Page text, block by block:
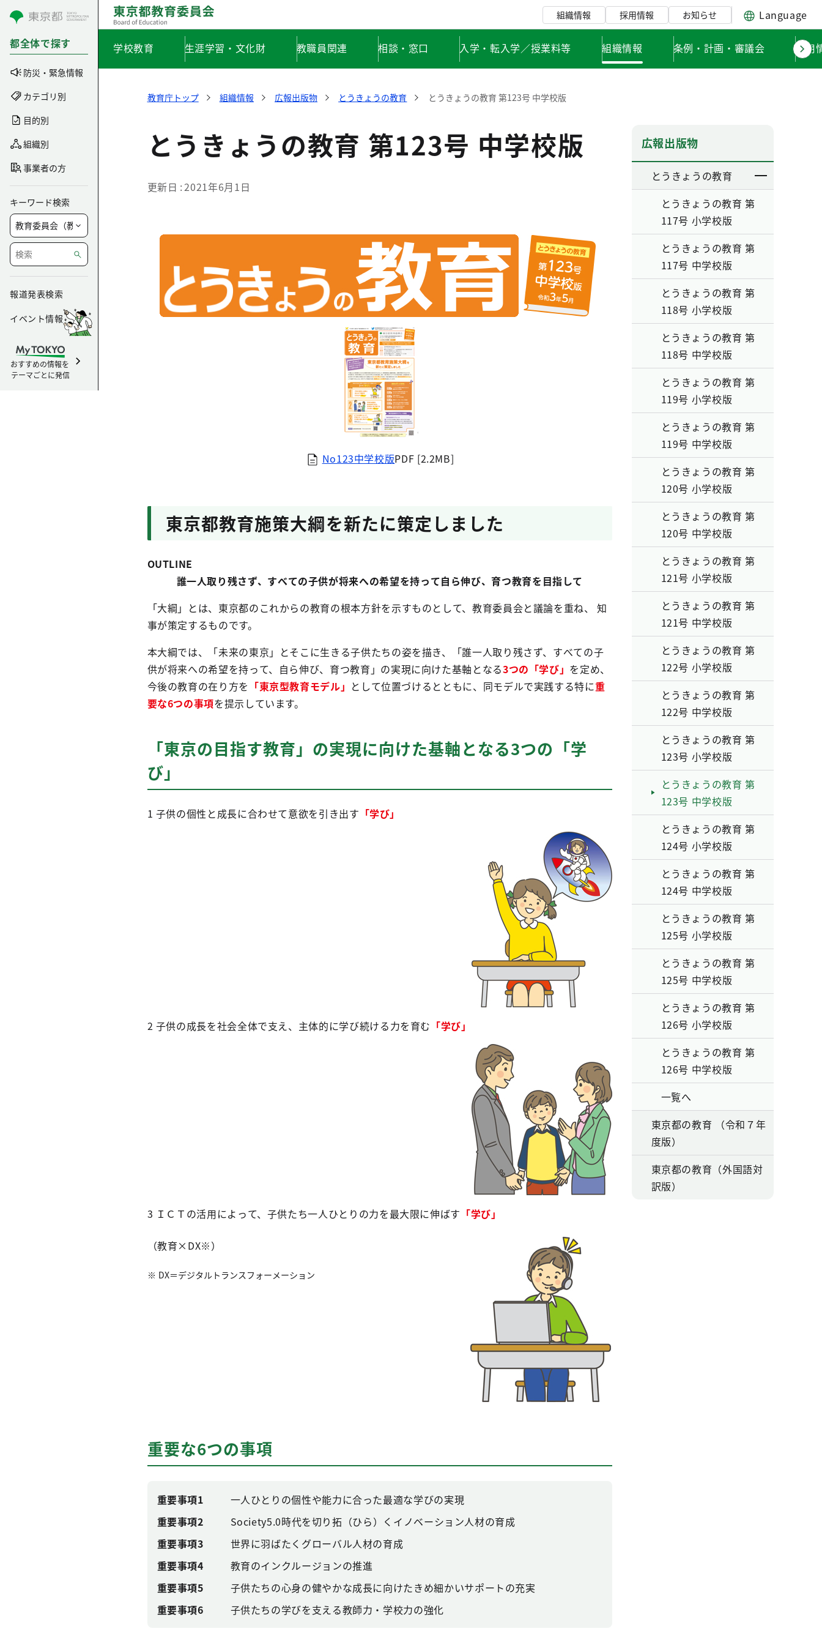
コンテンツにスキップ
都全体で探す
防災・緊急情報
カテゴリ別
目的別
組織別
事業者の方
キーワード検索
報道発表検索
イベント情報
おすすめの情報を
テーマごとに発信
組織情報 採用情報 お知らせ Language
学校教育 生涯学習・文化財 教職員関連 相談・窓口 入学・転入学／授業料等 組織情報 条例・計画・審議会 採用
教育庁トップ 組織情報 広報出版物 とうきょうの教育 とうきょうの教育 第123号 中学校版
とうきょうの教育 第123号 中学校版
更新日 2021年6月1日
No123中学校版PDF [2.2MB]
東京都教育施策大綱を新たに策定しました
OUTLINE
誰一人取り残さず、すべての子供が将来への希望を持って自ら伸び、育つ教育を目指して
「大綱」とは、東京都のこれからの教育の根本方針を示すものとして、教育委員会と議論を重ね、 知
事が策定するものです。
本大綱では、「未来の東京」とそこに生きる子供たちの姿を描き、「誰一人取り残さず、すべての子
供が将来への希望を持って、自ら伸び、育つ教育」の実現に向けた基軸となる3つの「学び」 を定め、
今後の教育の在り方を 「東京型教育モデル」 として位置づけるとともに、同モデルで実践する特に重
要な6つの事項を提示しています。
「東京の目指す教育」の実現に向けた基軸となる3つの「学
び」
1 子供の個性と成長に合わせて意欲を引き出す 「学び」
2 子供の成長を社会全体で支え、主体的に学び続ける力を育む 「学び」
3 ＩＣＴの活用によって、子供たち一人ひとりの力を最大限に伸ばす 「学び」
（教育×DX※）
DX＝デジタルトランスフォーメーション
重要な6つの事項
重要事項1
一人ひとりの個性や能力に合った最適な学びの実現
重要事項2
Society5.0時代を切り拓（ひら）くイノベーション人材の育成
重要事項3
世界に羽ばたくグローバル人材の育成
重要事項4
教育のインクルージョンの推進
重要事項5
子供たちの心身の健やかな成長に向けたきめ細かいサポートの充実
重要事項6
子供たちの学びを支える教師力・学校力の強化
広報出版物
とうきょうの教育
とうきょうの教育 第
117号 小学校版
とうきょうの教育 第
117号 中学校版
とうきょうの教育 第
118号 小学校版
とうきょうの教育 第
118号 中学校版
とうきょうの教育 第
119号 小学校版
とうきょうの教育 第
119号 中学校版
とうきょうの教育 第
120号 小学校版
とうきょうの教育 第
120号 中学校版
とうきょうの教育 第
121号 小学校版
とうきょうの教育 第
121号 中学校版
とうきょうの教育 第
122号 小学校版
とうきょうの教育 第
122号 中学校版
とうきょうの教育 第
123号 小学校版
とうきょうの教育 第
123号 中学校版
とうきょうの教育 第
124号 小学校版
とうきょうの教育 第
124号 中学校版
とうきょうの教育 第
125号 小学校版
とうきょうの教育 第
125号 中学校版
とうきょうの教育 第
126号 小学校版
とうきょうの教育 第
126号 中学校版
一覧へ
東京都の教育 （令和７年
度版）
東京都の教育（外国語対
訳版）